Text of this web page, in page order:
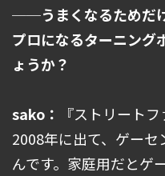
──うまくなるためだ
プロになるターニング
ょうか？
sako：
『ストリート
2008年に出て、ゲー
んです。家庭用だとゲ